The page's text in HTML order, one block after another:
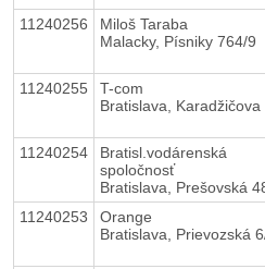
11240256
Miloš Taraba
Malacky, Písniky 764/9
11240255
T-com
Bratislava, Karadžičova
11240254
Bratisl.vodárenská
spoločnosť
Bratislava, Prešovská
11240253
Orange
Bratislava, Prievozská